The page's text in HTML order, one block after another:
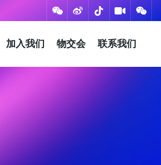
加入我们 物交会 联系我们